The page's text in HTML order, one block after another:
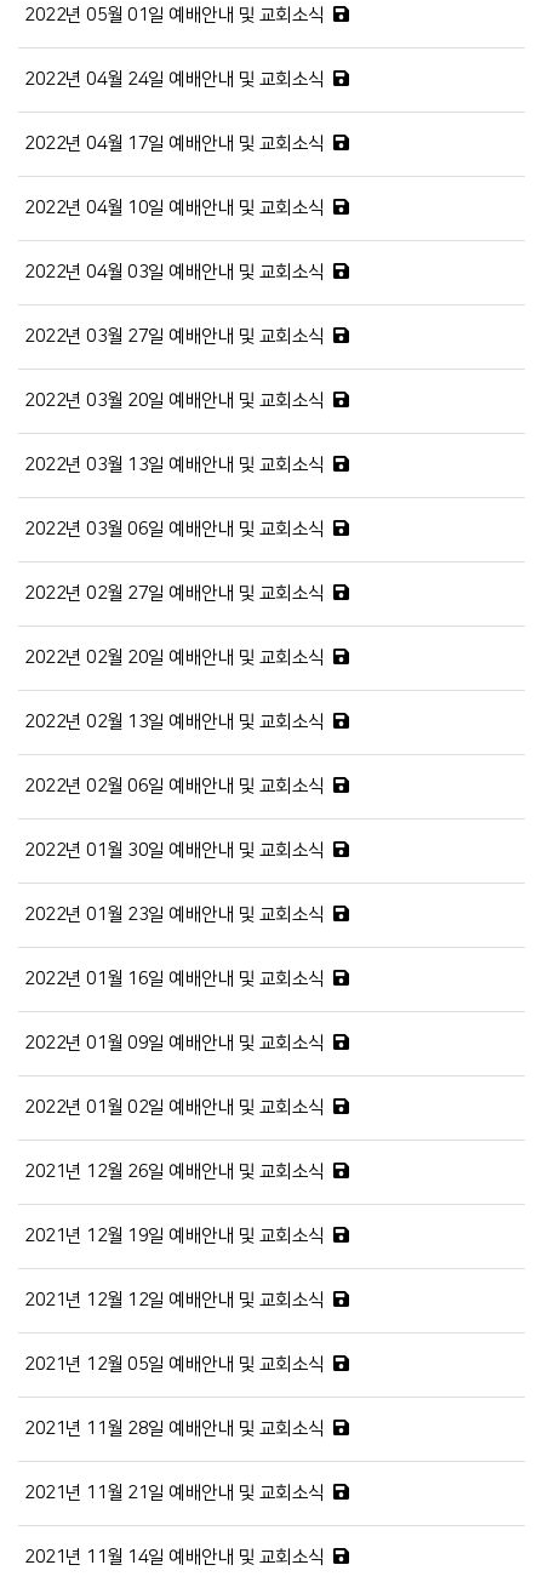
2022년 05월 01일 예배안내 및 교회소식
2022년 04월 24일 예배안내 및 교회소식
2022년 04월 17일 예배안내 및 교회소식
2022년 04월 10일 예배안내 및 교회소식
2022년 04월 03일 예배안내 및 교회소식
2022년 03월 27일 예배안내 및 교회소식
2022년 03월 20일 예배안내 및 교회소식
2022년 03월 13일 예배안내 및 교회소식
2022년 03월 06일 예배안내 및 교회소식
2022년 02월 27일 예배안내 및 교회소식
2022년 02월 20일 예배안내 및 교회소식
2022년 02월 13일 예배안내 및 교회소식
2022년 02월 06일 예배안내 및 교회소식
2022년 01월 30일 예배안내 및 교회소식
2022년 01월 23일 예배안내 및 교회소식
2022년 01월 16일 예배안내 및 교회소식
2022년 01월 09일 예배안내 및 교회소식
2022년 01월 02일 예배안내 및 교회소식
2021년 12월 26일 예배안내 및 교회소식
2021년 12월 19일 예배안내 및 교회소식
2021년 12월 12일 예배안내 및 교회소식
2021년 12월 05일 예배안내 및 교회소식
2021년 11월 28일 예배안내 및 교회소식
2021년 11월 21일 예배안내 및 교회소식
2021년 11월 14일 예배안내 및 교회소식